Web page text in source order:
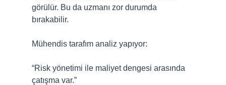
görülür. Bu da uzmanı zor durumda
bırakabilir.
Mühendis tarafım analiz yapıyor:
“Risk yönetimi ile maliyet dengesi arasında
çatışma var.”